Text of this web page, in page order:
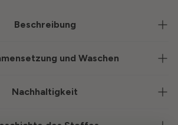
Beschreibung
und Waschen
Nachhaltigkeit